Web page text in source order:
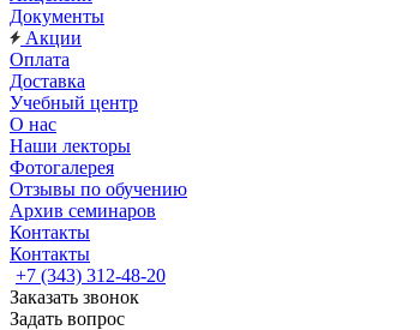
Документы
Акции
Оплата
Доставка
Учебный центр
О нас
Наши лекторы
Фотогалерея
Отзывы по обучению
Архив семинаров
Контакты
Контакты
+7 (343) 312-48-20
Заказать звонок
Задать вопрос